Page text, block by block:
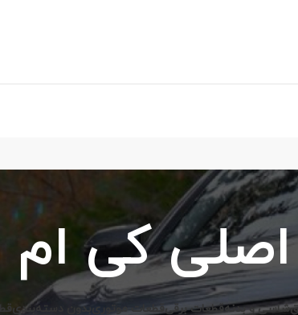
اصلی کی
شاسی و بدنهقطعات برقیقطعات موتوری بدون دسته‌بندی